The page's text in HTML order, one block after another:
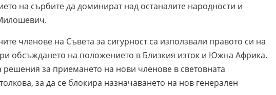
на сърбите да доминират над останалите народности и
членове на Съвета за сигурност са използвали правото си на
обсъждането на положението в Близкия изток и Южна Африка.
решения за приемането на нови членове в световната
за да се блокира назначаването на нов генерален